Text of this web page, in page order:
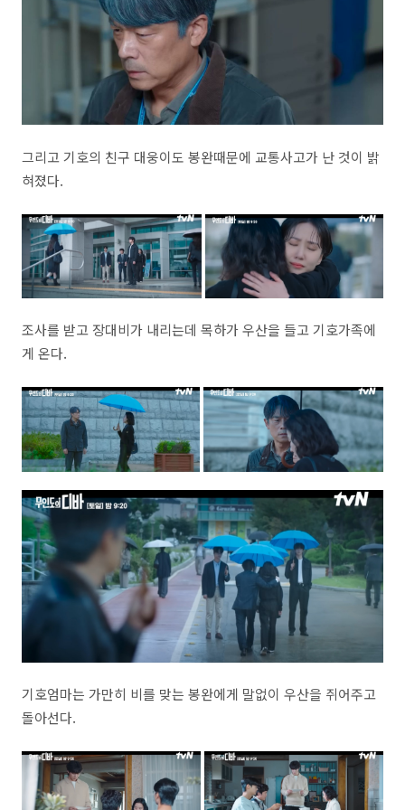
그리고 기호의 친구 대웅이도 봉완때문에 교통사고가 난 것이 밝
혀졌다.
조사를 받고 장대비가 내리는데 목하가 우산을 들고 기호가족에
게 온다.
기호엄마는 가만히 비를 맞는 봉완에게 말없이 우산을 쥐어주고
돌아선다.